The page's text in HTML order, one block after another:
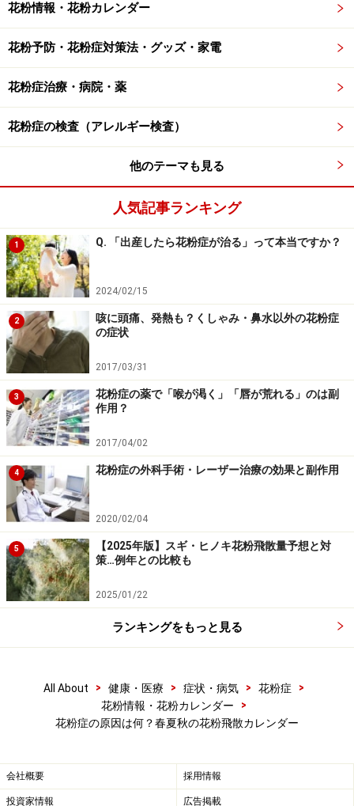
ヨモギ花粉です。出典：アレルゲンコンパクトブック
主にキク科の花粉の飛散時期です。少し肌寒くなってく
る時期ですが、風邪と勘違いせずにしっかり予防する必
要があります。
ヨモギ（8～9月） 全国
ブタクサ（8～10月） 全国
オオブタクサ（8～10月） 北海道を除く全国
カナムグラ（8～10月） 全国
ヒメスイバ（5～6月） 全国
ギシギシ（5～8月） 全国
カラムシ（9～10月） 北海道を除く全国
こうしてみると、花粉はほぼ一年中飛んでいることが分
かると思います。冬しか花粉症から解放されないと悩む
人がいるのはこのためです。
花粉症の検査法・対策法について知りたい方は、「花粉
症の検査」「
い。
※記事内容は執筆時点のものです。最新の内容をご確認くださ
い。
※当サイトにおける医師・医療従事者等による情報の提供は、診
断・治療行為ではありません。診断・治療を必要とする方は、適
切な医療機関での受診をおすすめいたします。記事内容は執筆者
個人の見解によるものであり、全ての方への有効性を保証するも
のではありません。当サイトで提供する情報に基づいて被ったい
花粉情報・花粉カレンダー
花粉予防・花粉症対策法・グッズ・家電
花粉症治療・病院・薬
花粉症の検査（アレルギー検査）
他のテーマも見る
人気記事ランキング
1 Q. 「出産したら花粉症が治る」って本当ですか？
2024/02/15
2
咳に頭痛、発熱も？くしゃみ・鼻水以外の花粉症
の症状
2017/03/31
3
花粉症の薬で「喉が渇く」「唇が荒れる」のは副
作用？
2017/04/02
4 花粉症の外科手術・レーザー治療の効果と副作用
2020/02/04
5
【2025年版】スギ・ヒノキ花粉飛散量予想と対
策…例年との比較も
2025/01/22
ランキングをもっと見る
All About > 健康・医療 > 症状・病気 > 花粉症
>
花粉情報・花粉カレンダー
>
花粉症の原因は何？春夏秋の花粉飛散カレンダー
会社概要 採用情報
投資家情報 広告掲載